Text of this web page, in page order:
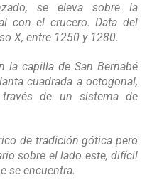
se eleva sobre la
con el crucero. Data del
X, entre 1250 y 1280.
la capilla de San Bernabé
cuadrada a octogonal,
de un sistema de
de tradición gótica pero
sobre el lado este, difícil
se encuentra.